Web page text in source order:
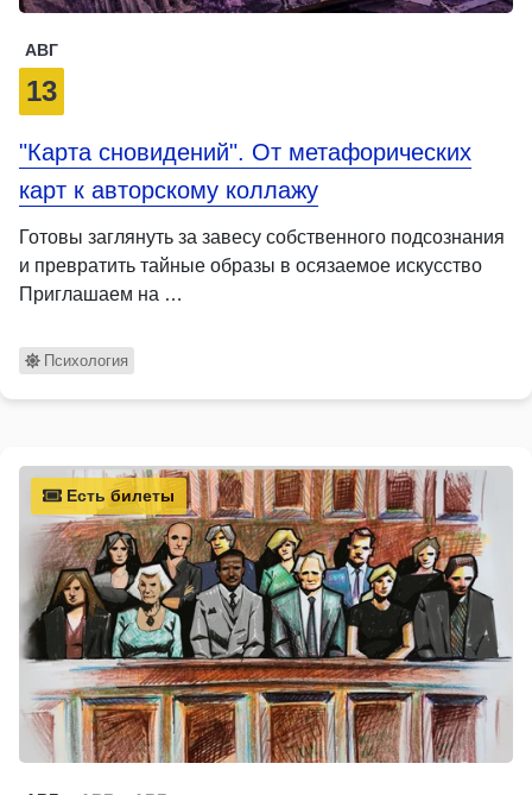
АВГ
13
"Карта сновидений". От метафорических
карт к авторскому коллажу
Готовы заглянуть за завесу собственного подсознания
и превратить тайные образы в осязаемое искусство
Приглашаем на …
Психология
Есть билеты